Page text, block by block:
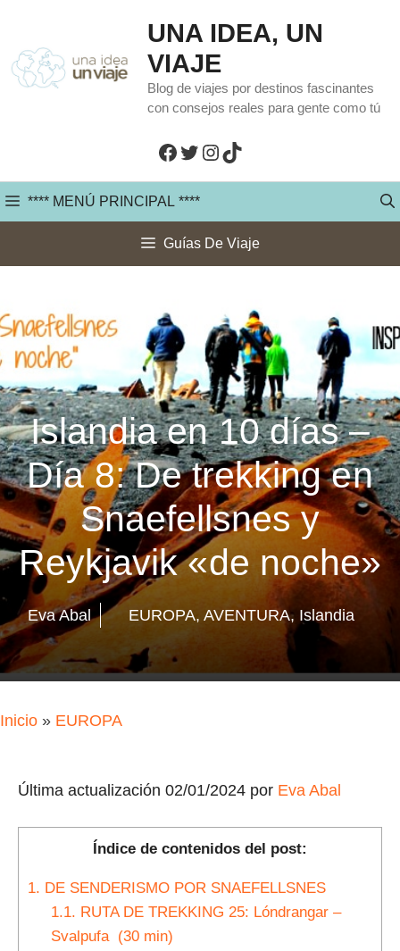
contenido
UNA IDEA, UN
VIAJE
Blog de viajes por destinos fascinantes
con consejos reales para gente como tú
Facebook
Twitter
Instagram
TikTok
**** MENÚ PRINCIPAL ****
Guías De Viaje
Islandia en 10 días –
Día 8: De trekking en
Snaefellsnes y
Reykjavik «de noche»
Eva Abal EUROPA, AVENTURA, Islandia
Inicio » EUROPA
Última actualización 02/01/2024 por Eva Abal
Índice de contenidos del post:
1. DE SENDERISMO POR SNAEFELLSNES
1.1. RUTA DE TREKKING 25: Lóndrangar –
Svalpufa (30 min)